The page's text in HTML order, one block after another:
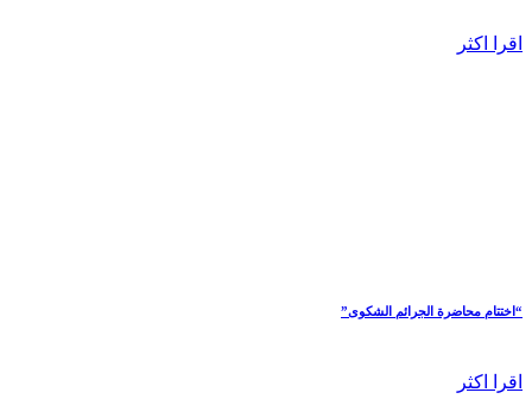
اقرا اكثر
“اختتام محاضرة الجرائم الشكوى”
اقرا اكثر